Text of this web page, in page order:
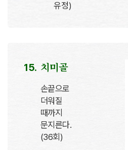
유정)
치미골
손끝으로
더워질
때까지
문지른다.
(36회)